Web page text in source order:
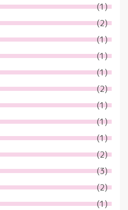
(1)
(2)
(1)
(1)
(1)
(2)
(1)
(1)
(1)
(2)
(3)
(2)
(1)